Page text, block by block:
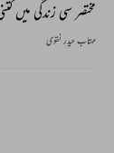
مختصر سی زندگی میں
مہتاب حیدر نقوی